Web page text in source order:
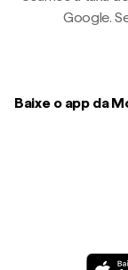
Google.
Baixe o app da